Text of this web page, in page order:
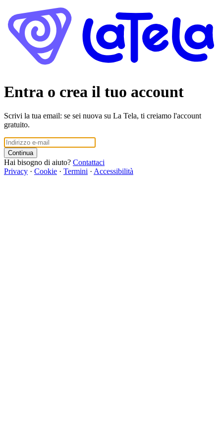
Entra o crea il tuo account
Scrivi la tua email: se sei nuova su La Tela, ti creiamo l'account
gratuito.
Continua
Hai bisogno di aiuto? Contattaci
Privacy · Cookie · Termini · Accessibilità